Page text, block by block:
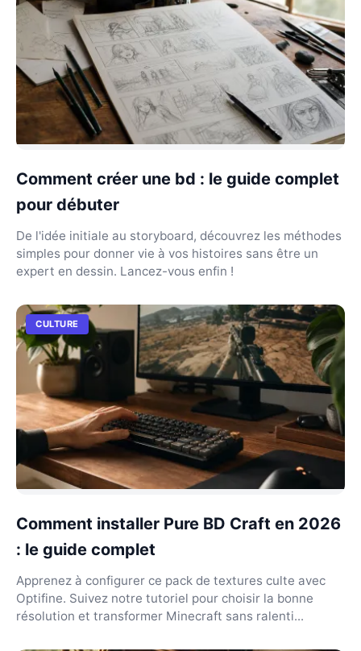
Comment créer une bd : le guide complet
pour débuter
De l'idée initiale au storyboard, découvrez les méthodes
simples pour donner vie à vos histoires sans être un
expert en dessin. Lancez-vous enfin !
CULTURE
Comment installer Pure BD Craft en 2026
: le guide complet
Apprenez à configurer ce pack de textures culte avec
Optifine. Suivez notre tutoriel pour choisir la bonne
résolution et transformer Minecraft sans ralenti...